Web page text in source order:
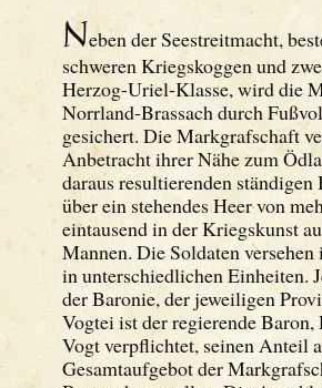
Neben der Seestreitmacht,
schweren Kriegskoggen und
Herzog-Uriel-Klasse, wird die
Norrland-Brassach durch
gesichert. Die Markgrafschaft
Anbetracht ihrer Nähe zum
daraus resultierenden ständigen
über ein stehendes Heer von
eintausend in der Kriegskunst
Mannen. Die Soldaten
in unterschiedlichen Einheiten.
der Baronie, der jeweiligen
Vogtei ist der regierende Baron,
Vogt verpflichtet, seinen Anteil
Gesamtaufgebot der